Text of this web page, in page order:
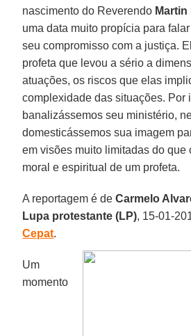
nascimento do Reverendo
uma data muito propícia para
seu compromisso com a justiça.
profeta que levou a sério a
atuações, os riscos que elas
complexidade das situações. Por
banalizássemos seu ministério,
domesticássemos sua imagem
em visões muito limitadas do que
moral e espiritual de um profeta.
A reportagem é deCarmelo
Lupa protestante (LP), 15-01-
Cepat.
Um
momento